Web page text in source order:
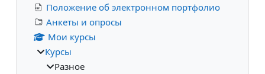
Положение об электронном портфолио
Анкеты и опросы
Мои курсы
Курсы
Разное